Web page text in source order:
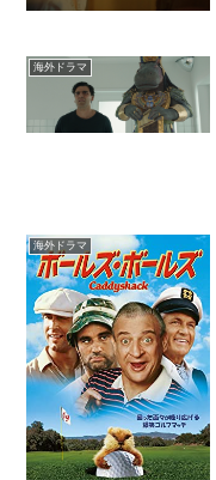
海外ドラマ
海外ドラマ